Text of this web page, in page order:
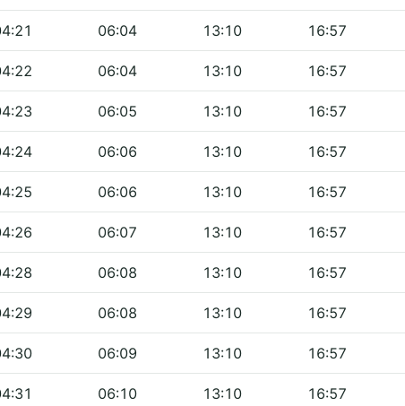
06:04 13:10 16:57
06:04 13:10 16:57
06:05 13:10 16:57
06:06 13:10 16:57
06:06 13:10 16:57
06:07 13:10 16:57
06:08 13:10 16:57
06:08 13:10 16:57
06:09 13:10 16:57
06:10 13:10 16:57